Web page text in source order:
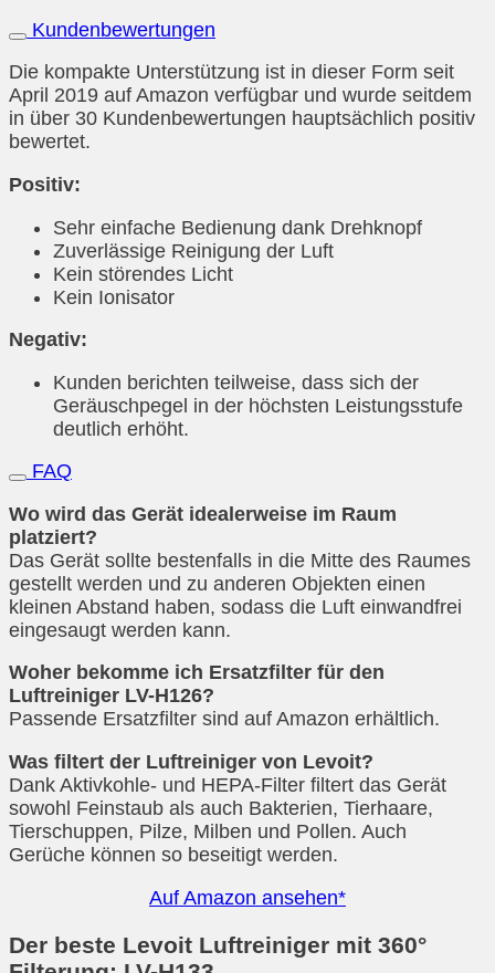
Kundenbewertungen
Die kompakte Unterstützung ist in dieser Form seit
April 2019 auf Amazon verfügbar und wurde seitdem
in über 30 Kundenbewertungen hauptsächlich positiv
bewertet.
Positiv:
Sehr einfache Bedienung dank Drehknopf
Zuverlässige Reinigung der Luft
Kein störendes Licht
Kein Ionisator
Negativ:
Kunden berichten teilweise, dass sich der
Geräuschpegel in der höchsten Leistungsstufe
deutlich erhöht.
FAQ
Wo wird das Gerät idealerweise im Raum
platziert?
Das Gerät sollte bestenfalls in die Mitte des Raumes
gestellt werden und zu anderen Objekten einen
kleinen Abstand haben, sodass die Luft einwandfrei
eingesaugt werden kann.
Woher bekomme ich Ersatzfilter für den
Luftreiniger LV-H126?
Passende Ersatzfilter sind auf Amazon erhältlich.
Was filtert der Luftreiniger von Levoit?
Dank Aktivkohle- und HEPA-Filter filtert das Gerät
sowohl Feinstaub als auch Bakterien, Tierhaare,
Tierschuppen, Pilze, Milben und Pollen. Auch
Gerüche können so beseitigt werden.
Auf Amazon ansehen*
Der beste Levoit Luftreiniger mit 360°